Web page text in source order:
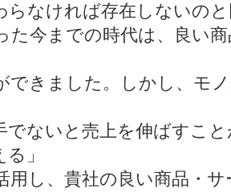
らなければ存在しないの
た今までの時代は、良い
できました。しかし、モ
でないと売上を伸ばすこ
」
用し、貴社の良い商品・